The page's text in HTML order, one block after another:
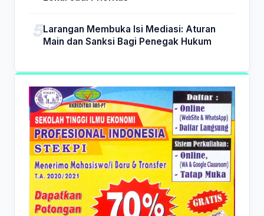
Larangan Membuka Isi Mediasi: Aturan
Main dan Sanksi Bagi Penegak Hukum